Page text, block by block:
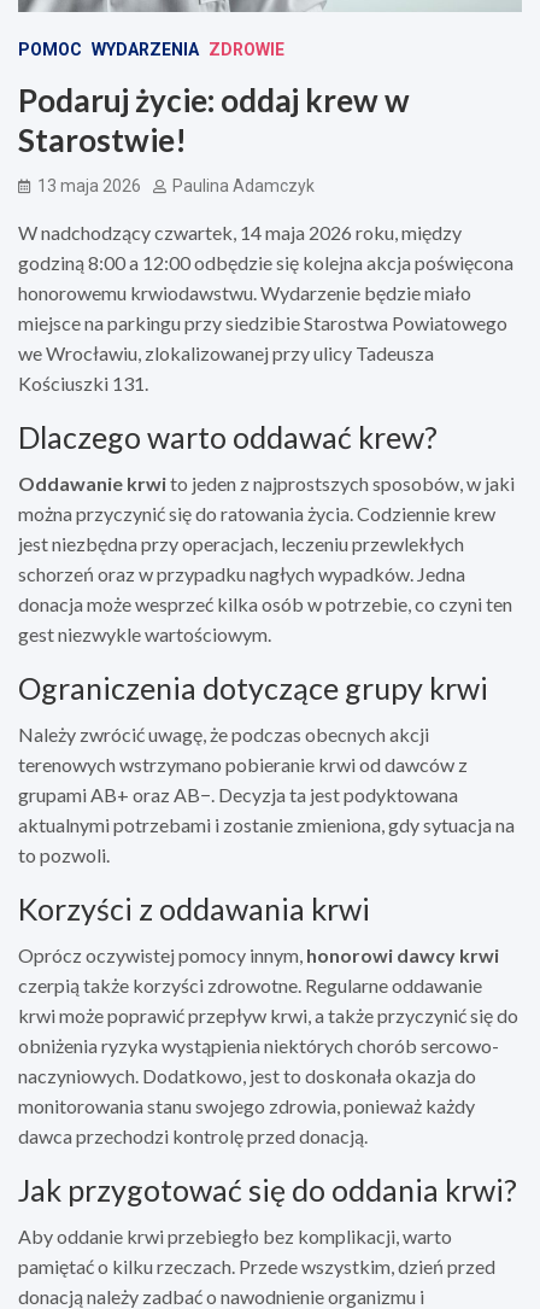
POMOC WYDARZENIA ZDROWIE
Podaruj życie: oddaj krew w
Starostwie!
13 maja 2026 Paulina Adamczyk
W nadchodzący czwartek, 14 maja 2026 roku, między
godziną 8:00 a 12:00 odbędzie się kolejna akcja poświęcona
honorowemu krwiodawstwu. Wydarzenie będzie miało
miejsce na parkingu przy siedzibie Starostwa Powiatowego
we Wrocławiu, zlokalizowanej przy ulicy Tadeusza
Kościuszki 131.
Dlaczego warto oddawać krew?
Oddawanie krwito jeden z najprostszych sposobów, w jaki
można przyczynić się do ratowania życia. Codziennie krew
jest niezbędna przy operacjach, leczeniu przewlekłych
schorzeń oraz w przypadku nagłych wypadków. Jedna
donacja może wesprzeć kilka osób w potrzebie, co czyni ten
gest niezwykle wartościowym.
Ograniczenia dotyczące grupy krwi
Należy zwrócić uwagę, że podczas obecnych akcji
terenowych wstrzymano pobieranie krwi od dawców z
grupami AB+ oraz AB−. Decyzja ta jest podyktowana
aktualnymi potrzebami i zostanie zmieniona, gdy sytuacja na
to pozwoli.
Korzyści z oddawania krwi
Oprócz oczywistej pomocy innym, honorowi dawcy krwi
czerpią także korzyści zdrowotne. Regularne oddawanie
krwi może poprawić przepływ krwi, a także przyczynić się do
obniżenia ryzyka wystąpienia niektórych chorób sercowo-
naczyniowych. Dodatkowo, jest to doskonała okazja do
monitorowania stanu swojego zdrowia, ponieważ każdy
dawca przechodzi kontrolę przed donacją.
Jak przygotować się do oddania krwi?
Aby oddanie krwi przebiegło bez komplikacji, warto
pamiętać o kilku rzeczach. Przede wszystkim, dzień przed
donacją należy zadbać o nawodnienie organizmu i